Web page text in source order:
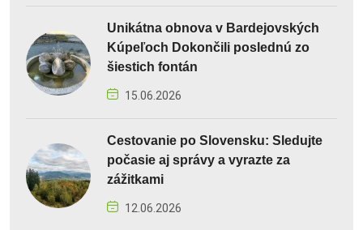
Unikátna obnova v Bardejovských
Kúpeľoch Dokončili poslednú zo
šiestich fontán
15.06.2026
Cestovanie po Slovensku: Sledujte
počasie aj správy a vyrazte za
zážitkami
12.06.2026